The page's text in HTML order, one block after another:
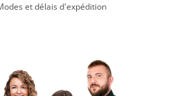
et délais d'expédition